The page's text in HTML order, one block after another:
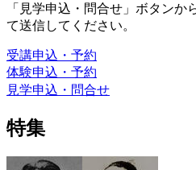
「見学申込・問合せ」ボタンか
て送信してください。
受講申込・予約
体験申込・予約
見学申込・問合せ
特集